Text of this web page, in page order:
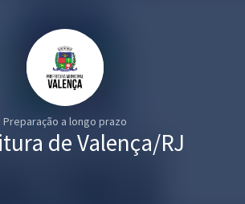
Preparação a longo prazo
de Valença/RJ